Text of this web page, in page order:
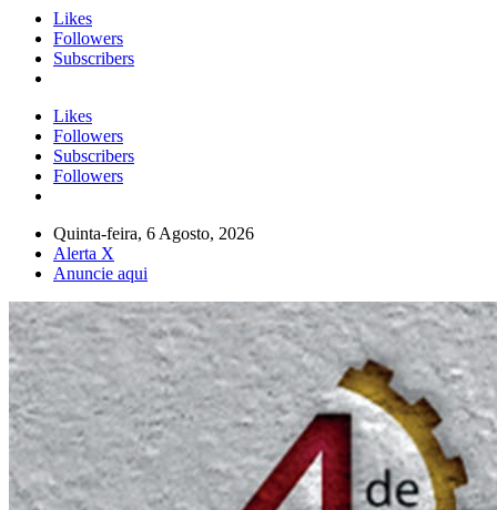
Likes
Followers
Subscribers
Likes
Followers
Subscribers
Followers
Quinta-feira, 6 Agosto, 2026
Alerta X
Anuncie aqui